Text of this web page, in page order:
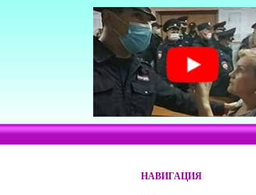
НАВИГАЦИЯ